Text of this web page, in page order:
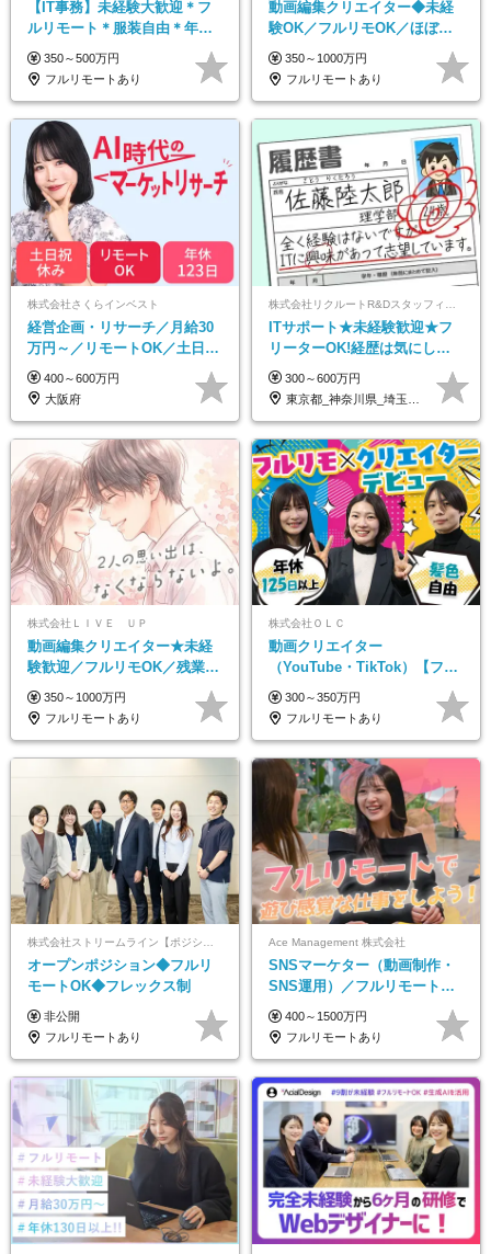
【IT事務】未経験大歓迎＊フ
ルリモート＊服装自由＊年休
125日以上＊残業なし＊月給26
万円以上
350～500万円
フルリモートあり
動画編集クリエイター◆未経
験OK／フルリモOK／ほぼ定
時帰り／年間休日125日／髪・
服・ネイル自由／副業OK
350～1000万円
フルリモートあり
株式会社さくらインベスト
経営企画・リサーチ／月給30
万円～／リモートOK／土日祝
休み／生成AIを活用できる方
歓迎
400～600万円
大阪府
ITサポート★未経験歓迎★フ
リーターOK!経歴は気にしな
くて大丈夫★超大手リクルー
トグループの正社員/sg
300～600万円
東京都_神奈川県_埼玉県_千葉県_大阪府…
株式会社ＬＩＶＥ ＵＰ
動画編集クリエイター★未経
験歓迎／フルリモOK／残業な
し／年間休日125日／髪・服・
ネイル自由／研修充実で安心
350～1000万円
フルリモートあり
株式会社ＯＬＣ
動画クリエイター
（YouTube・TikTok）【フレ
ックス/フルリモ】未経験OK
｜Web研修1年間｜副業OK
300～350万円
フルリモートあり
株式会社ストリームライン【ポジションマッチ登録】
オープンポジション◆フルリ
モートOK◆フレックス制
非公開
フルリモートあり
Ace Management 株式会社
SNSマーケター（動画制作・
SNS運用）／フルリモートOK
／未経験歓迎【モットーは…
遊び感覚で仕事をする♪】
400～1500万円
フルリモートあり